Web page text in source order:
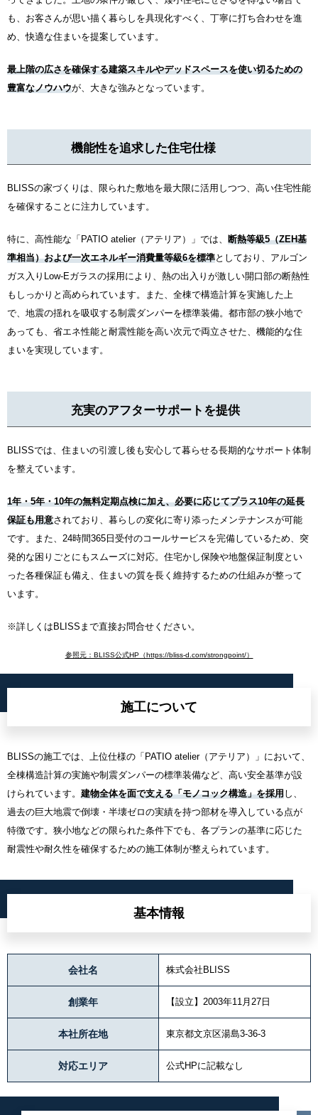
も、お客さんが思い描く暮らしを具現化すべく、丁寧に打ち合わせを進
め、快適な住まいを提案しています。
最上階の広さを確保する建築スキルやデッドスペースを使い切るための
豊富なノウハウが、大きな強みとなっています。
機能性を追求した住宅仕様
BLISSの家づくりは、限られた敷地を最大限に活用しつつ、高い住宅性能
を確保することに注力しています。
特に、高性能な「PATIO atelier（アテリア）」では、 断熱等級5（ZEH基
準相当）および一次エネルギー消費量等級6を標準としており、アルゴン
ガス入りLow-Eガラスの採用により、熱の出入りが激しい開口部の断熱性
もしっかりと高められています。また、全棟で構造計算を実施した上
で、地震の揺れを吸収する制震ダンパーを標準装備。都市部の狭小地で
あっても、省エネ性能と耐震性能を高い次元で両立させた、機能的な住
まいを実現しています。
充実のアフターサポートを提供
BLISSでは、住まいの引渡し後も安心して暮らせる長期的なサポート体制
を整えています。
1年・5年・10年の無料定期点検に加え、必要に応じてプラス10年の延長
保証も用意されており、暮らしの変化に寄り添ったメンテナンスが可能
です。また、24時間365日受付のコールサービスを完備しているため、突
発的な困りごとにもスムーズに対応。住宅かし保険や地盤保証制度とい
った各種保証も備え、住まいの質を長く維持するための仕組みが整って
います。
※詳しくはBLISSまで直接お問合せください。
参照元：BLISS公式HP（https://bliss-d.com/strongpoint/）
施工について
BLISSの施工では、上位仕様の「PATIO atelier（アテリア）」において、
全棟構造計算の実施や制震ダンパーの標準装備など、高い安全基準が設
けられています。 建物全体を面で支える「モノコック構造」を採用し、
過去の巨大地震で倒壊・半壊ゼロの実績を持つ部材を導入している点が
特徴です。狭小地などの限られた条件下でも、各プランの基準に応じた
耐震性や耐久性を確保するための施工体制が整えられています。
基本情報
会社名 株式会社BLISS
創業年 【設立】2003年11月27日
本社所在地 東京都文京区湯島3-36-3
対応エリア 公式HPに記載なし